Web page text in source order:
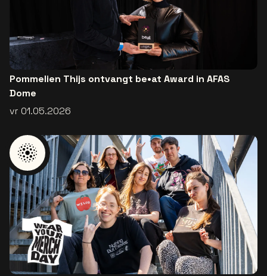
Pommelien Thijs ontvangt be•at Award in AFAS
Dome
vr 01.05.2026